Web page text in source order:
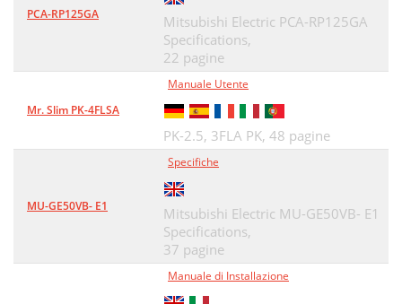
PCA-RP125GA
Mitsubishi Electric PCA-RP125GA
Specifications,
22 pagine
Mr. Slim PK-4FLSA
Manuale Utente
PK-2.5, 3FLA PK, 48 pagine
MU-GE50VB- E1
Specifiche
Mitsubishi Electric MU-GE50VB- E1
Specifications,
37 pagine
Manuale di Installazione